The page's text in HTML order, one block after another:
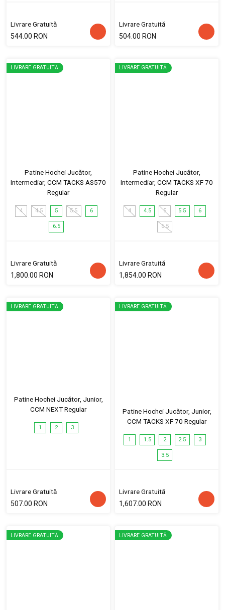
Livrare Gratuită
544.00 RON
Livrare Gratuită
504.00 RON
LIVRARE GRATUITĂ
Patine Hochei Jucător,
Intermediar, CCM TACKS AS570
Regular
4 4.5 5 5.5 6
6.5
Livrare Gratuită
1,800.00 RON
LIVRARE GRATUITĂ
Patine Hochei Jucător,
Intermediar, CCM TACKS XF 70
Regular
4 4.5 5 5.5 6
6.5
Livrare Gratuită
1,854.00 RON
LIVRARE GRATUITĂ
Patine Hochei Jucător, Junior,
CCM NEXT Regular
1 2 3
Livrare Gratuită
507.00 RON
LIVRARE GRATUITĂ
Patine Hochei Jucător, Junior,
CCM TACKS XF 70 Regular
1 1.5 2 2.5 3
3.5
Livrare Gratuită
1,607.00 RON
LIVRARE GRATUITĂ LIVRARE GRATUITĂ